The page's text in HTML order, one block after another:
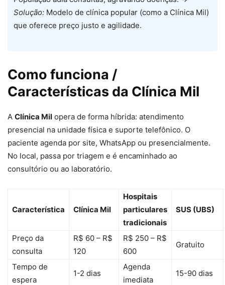
Solução: Modelo de clínica popular (como a Clínica Mil)
que oferece preço justo e agilidade.
Como funciona /
Características da Clínica Mil
A Clínica Mil opera de forma híbrida: atendimento
presencial na unidade física e suporte telefônico. O
paciente agenda por site, WhatsApp ou presencialmente.
No local, passa por triagem e é encaminhado ao
consultório ou ao laboratório.
Característica Clínica Mil
Hospitais
particulares
tradicionais
SUS (UBS)
Preço da
consulta
R$ 60 – R$
120
R$ 250 – R$
600
Gratuito
Tempo de
espera
1-2 dias
Agenda
imediata
15-90 dias